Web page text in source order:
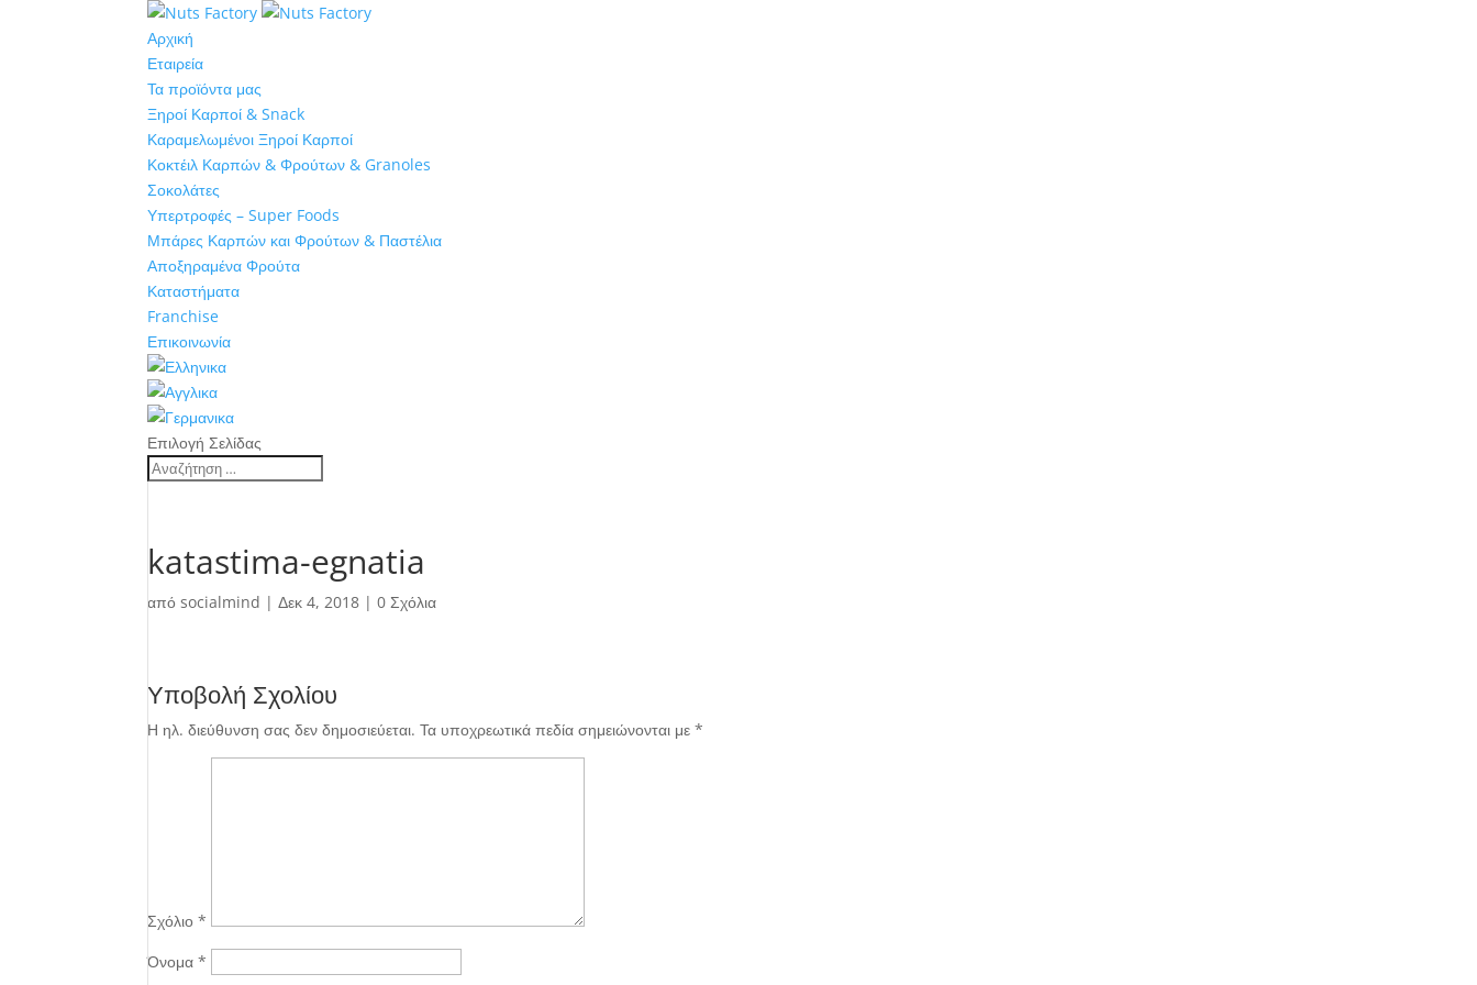
Αρχική
Εταιρεία
Τα προϊόντα μας
Ξηροί Καρποί & Snack
Καραμελωμένοι Ξηροί Καρποί
Κοκτέιλ Καρπών & Φρούτων & Granoles
Σοκολάτες
Υπερτροφές – Super Foods
Μπάρες Καρπών και Φρούτων & Παστέλια
Αποξηραμένα Φρούτα
Καταστήματα
Franchise
Επικοινωνία
Επιλογή Σελίδας
katastima-egnatia
απόsocialmind |Δεκ 4, 2018 |0 Σχόλια
Υποβολή Σχολίου
Η ηλ. διεύθυνση σας δεν δημοσιεύεται. Τα υποχρεωτικά πεδία σημειώνονται με*
Σχόλιο*
Όνομα*